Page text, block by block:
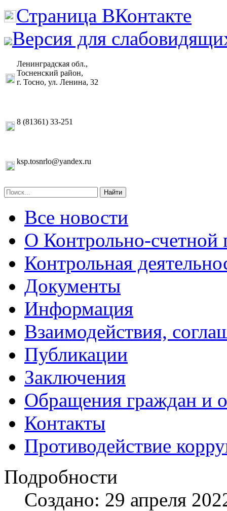
Страница ВКонтакте
Версия для
Ленинградская обл.,
Тосненский район,
г. Тосно, ул. Ленина, 32
8 (81361) 33-251
ksp.tosnrlo@yandex.ru
Найти
Все новости
О Контрольно-счетной
Контрольная
Документы
Информация
Взаимодействия,
Публикации
Заключения
Обращения граждан и
Контакты
Противодействие
Подробности
Создано: 29 апреля